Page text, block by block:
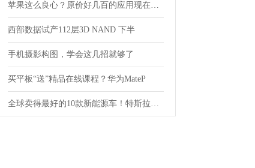
苹果这么良心？原价好几百的应用现在全场“
西部数据试产112层3D NAND 下半
手机摄影构图，学会这几招就够了
买平板“送”精品在线课程？华为MateP
全球卖得最好的10款新能源车！特斯拉排第